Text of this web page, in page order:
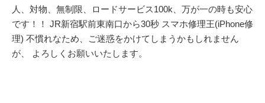
人、対物、無制限、ロードサービス100k、万が一の時も安心
です！！ JR新宿駅前東南口から30秒 スマホ修理王(iPhone修
理) 不慣れなため、ご迷惑をかけてしまうかもしれません
が、 よろしくお願いいたします。